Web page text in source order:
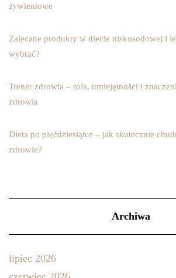
żywieniowe
Zalecane produkty w diecie niskosodowej i
wybrać?
Trener zdrowia – rola, umiejętności i
zdrowia
Dieta po pięćdziesiątce – jak skutecznie
zdrowie?
Archiwa
lipiec 2026